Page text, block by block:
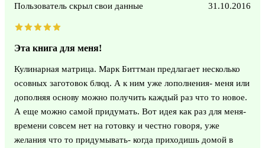
Пользователь скрыл свои данные 31.10.2016
Эта книга для меня!
Кулинарная матрица. Марк Биттман предлагает несколько
осовных заготовок блюд. А к ним уже лополнения- меня или
дополняя основу можно получить каждый раз что то новое.
А еще можно самой придумать. Вот идея как раз для меня-
времени совсем нет на готовку и честно говоря, уже
желания что то придумывать- когда приходишь домой в